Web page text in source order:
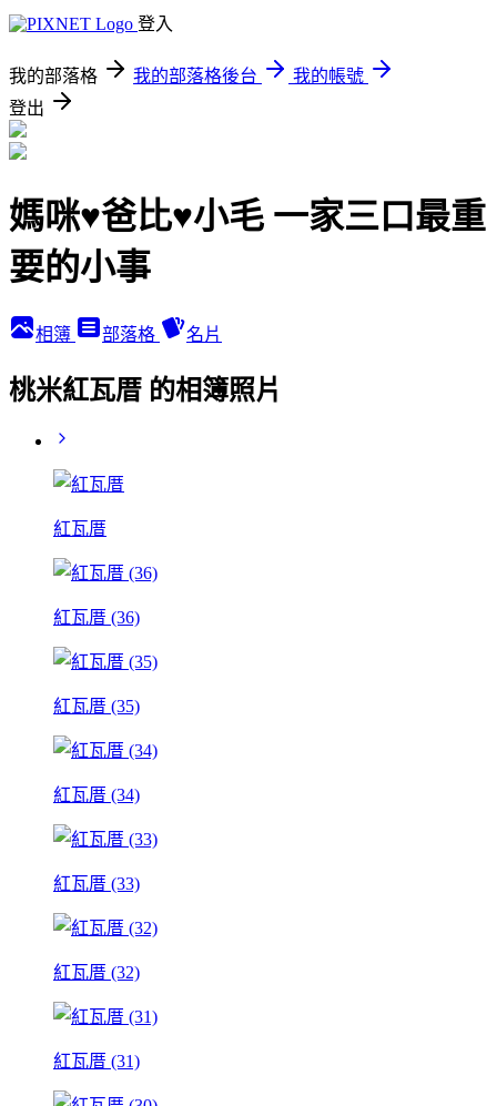
登入
我的部落格 我的部落格後台
我的帳號
登出
媽咪♥爸比♥小毛 一家三口最重
要的小事
相簿 部落格 名片
桃米紅瓦厝 的相簿照片
紅瓦厝
紅瓦厝 (36)
紅瓦厝 (35)
紅瓦厝 (34)
紅瓦厝 (33)
紅瓦厝 (32)
紅瓦厝 (31)